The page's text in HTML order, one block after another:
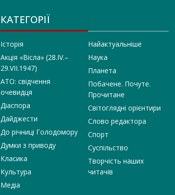
КАТЕГОРІЇ
Історія
Акція «Вісла» (28.IV.–
29.VII.1947)
АТО: свідчення
очевидця
Діаспора
Дайджести
До річниці Голодомору
Думки з приводу
Класика
Культура
Медіа
Найактуальніше
Наука
Планета
Побачене. Почуте.
Прочитане
Світоглядні орієнтири
Слово редактора
Спорт
Суспільство
Творчість наших
читачів